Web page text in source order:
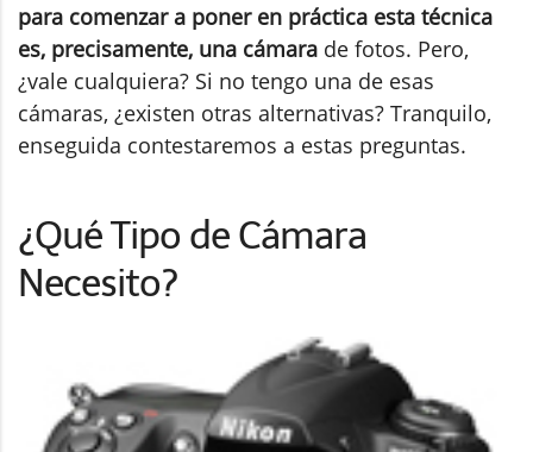
para comenzar a poner en práctica esta técnica
es, precisamente, una cámara de fotos. Pero,
¿vale cualquiera? Si no tengo una de esas
cámaras, ¿existen otras alternativas? Tranquilo,
enseguida contestaremos a estas preguntas.
¿Qué Tipo de Cámara
Necesito?